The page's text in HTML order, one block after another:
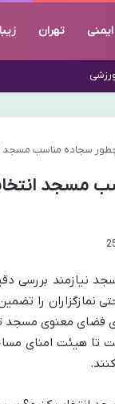
ایمنی تهران
سجاده مناسب مسجد
مسجد
نیازمند بررسی
نمازگزاران را
فضای معنوی مسجد
تا هیئت امنای